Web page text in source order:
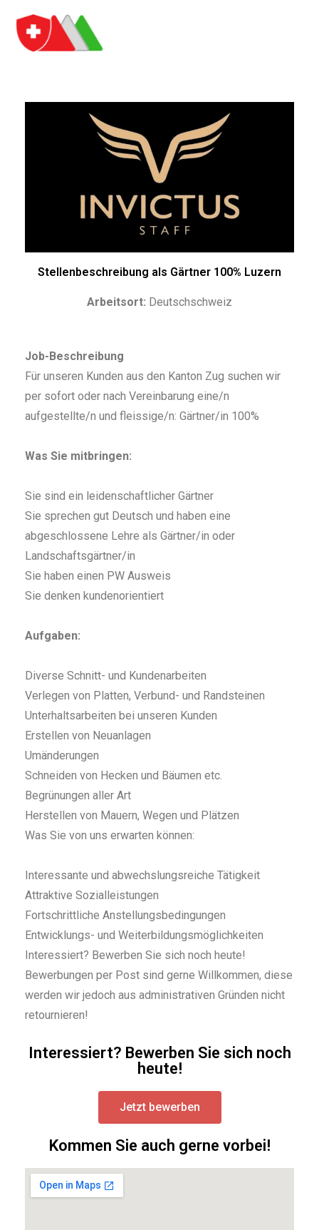
Stellenbeschreibung als Gärtner 100% Luzern
Arbeitsort: Deutschschweiz
Job-Beschreibung
Für unseren Kunden aus den Kanton Zug suchen wir
per sofort oder nach Vereinbarung eine/n
aufgestellte/n und fleissige/n: Gärtner/in 100%
Was Sie mitbringen:
Sie sind ein leidenschaftlicher Gärtner
Sie sprechen gut Deutsch und haben eine
abgeschlossene Lehre als Gärtner/in oder
Landschaftsgärtner/in
Sie haben einen PW Ausweis
Sie denken kundenorientiert
Aufgaben:
Diverse Schnitt- und Kundenarbeiten
Verlegen von Platten, Verbund- und Randsteinen
Unterhaltsarbeiten bei unseren Kunden
Erstellen von Neuanlagen
Umänderungen
Schneiden von Hecken und Bäumen etc.
Begrünungen aller Art
Herstellen von Mauern, Wegen und Plätzen
Was Sie von uns erwarten können:
Interessante und abwechslungsreiche Tätigkeit
Attraktive Sozialleistungen
Fortschrittliche Anstellungsbedingungen
Entwicklungs- und Weiterbildungsmöglichkeiten
Interessiert? Bewerben Sie sich noch heute!
Bewerbungen per Post sind gerne Willkommen, diese
werden wir jedoch aus administrativen Gründen nicht
retournieren!
Interessiert? Bewerben Sie sich noch
heute!
Jetzt bewerben
Kommen Sie auch gerne vorbei!